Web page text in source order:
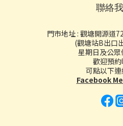
聯絡
門市地址 : 觀塘開源道
(觀塘站B出口
星期日及公眾
歡迎預
可點以下
Facebook